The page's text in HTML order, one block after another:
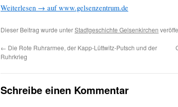
Weiterlesen → auf www.gelsenzentrum.de
Dieser Beitrag wurde unterStadtgeschichte Gelsenkirchen
← Die Rote Ruhrarmee, der Kapp-Lüttwitz-Putsch und der
Ruhrkrieg
Schreibe einen Kommentar